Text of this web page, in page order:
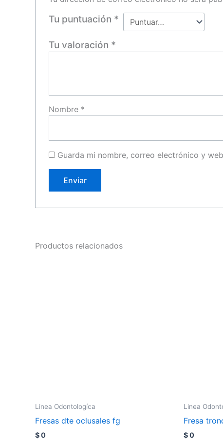
Tu puntuación *
Tu valoración *
Nombre *
Guarda mi nombre, correo electrónico y
Productos relacionados
Linea Odontologíca
Fresas dte oclusales fg
$0
Linea
Fresa
$0